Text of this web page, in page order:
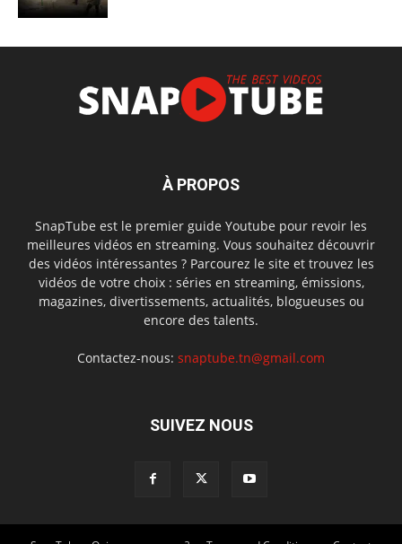
À PROPOS
SnapTube est le premier guide Youtube pour revoir les
meilleures vidéos en streaming. Vous souhaitez découvrir
des vidéos intéressantes ? Parcourez le site et trouvez les
vidéos de votre choix : séries en streaming, émissions,
magazines, divertissements, actualités, blogueuses ou
encore des talents.
Contactez-nous: snaptube.tn@gmail.com
SUIVEZ NOUS